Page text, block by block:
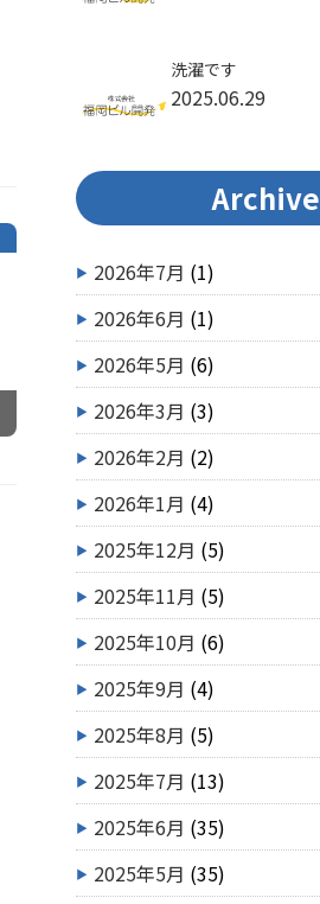
洗濯です
2025.06.29
Archive
2026年7月 (1)
2026年6月 (1)
2026年5月 (6)
2026年3月 (3)
2026年2月 (2)
2026年1月 (4)
2025年12月 (5)
2025年11月 (5)
2025年10月 (6)
2025年9月 (4)
2025年8月 (5)
2025年7月 (13)
2025年6月 (35)
2025年5月 (35)